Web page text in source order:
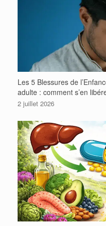
Les 5 Blessures de
adulte : comment s’en
2 juillet 2026